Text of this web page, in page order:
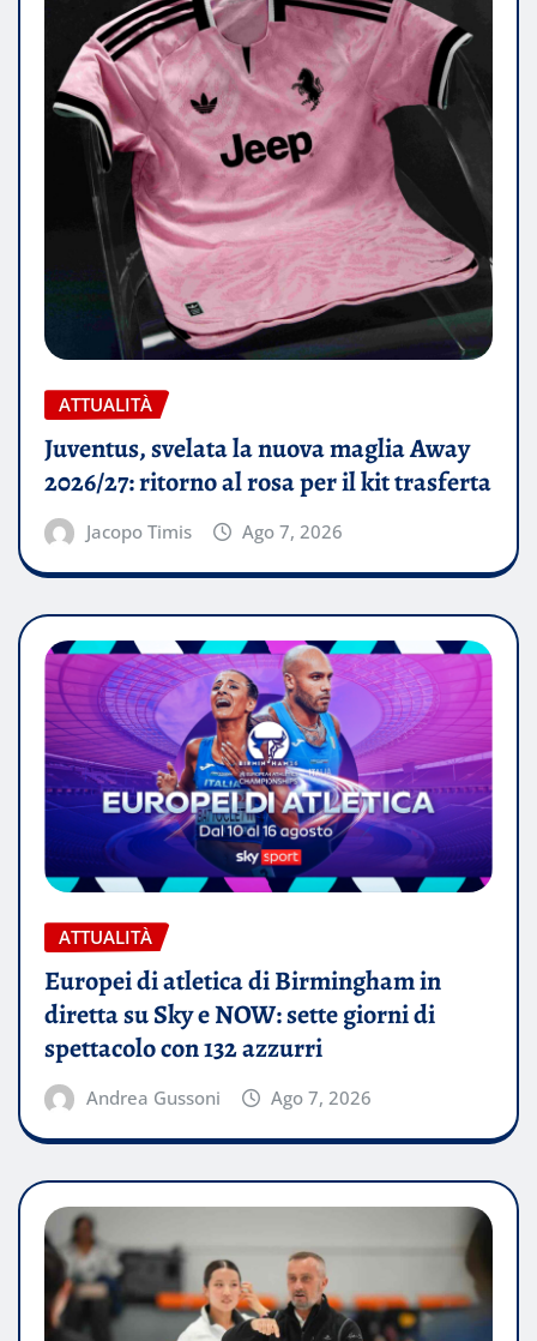
ATTUALITÀ
Juventus, svelata la nuova maglia Away
2026/27: ritorno al rosa per il kit trasferta
Jacopo Timis Ago 7, 2026
ATTUALITÀ
Europei di atletica di Birmingham in
diretta su Sky e NOW: sette giorni di
spettacolo con 132 azzurri
Andrea Gussoni Ago 7, 2026